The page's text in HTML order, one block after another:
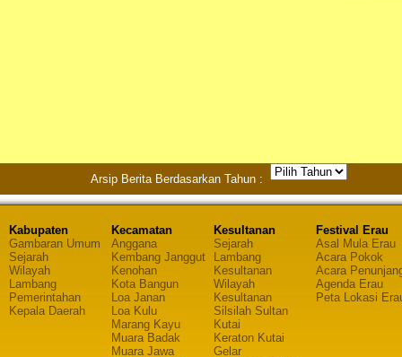
Arsip Berita Berdasarkan Tahun :
Kabupaten
Gambaran Umum
Sejarah
Wilayah
Lambang
Pemerintahan
Kepala Daerah
Kecamatan
Anggana
Kembang Janggut
Kenohan
Kota Bangun
Loa Janan
Loa Kulu
Marang Kayu
Muara Badak
Muara Jawa
Kesultanan
Sejarah
Lambang
Kesultanan
Wilayah
Kesultanan
Silsilah Sultan
Kutai
Keraton Kutai
Gelar
Festival Erau
Asal Mula Erau
Acara Pokok
Acara
Agenda Erau
Peta Lokasi